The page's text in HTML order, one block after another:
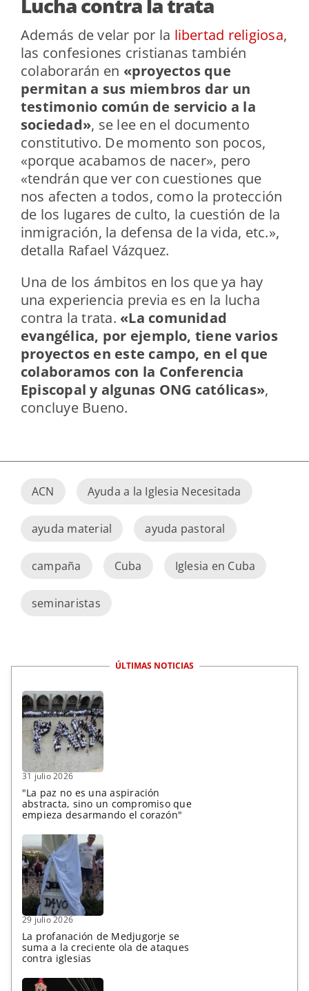
Lucha contra la trata
Además de velar por la libertad religiosa,
las confesiones cristianas también
colaborarán en «proyectos que
permitan a sus miembros dar un
testimonio común de servicio a la
sociedad», se lee en el documento
constitutivo. De momento son pocos,
«porque acabamos de nacer», pero
«tendrán que ver con cuestiones que
nos afecten a todos, como la protección
de los lugares de culto, la cuestión de la
inmigración, la defensa de la vida, etc.»,
detalla Rafael Vázquez.
Una de los ámbitos en los que ya hay
una experiencia previa es en la lucha
contra la trata. «La comunidad
evangélica, por ejemplo, tiene varios
proyectos en este campo, en el que
colaboramos con la Conferencia
Episcopal y algunas ONG católicas»,
concluye Bueno.
ACN Ayuda a la Iglesia Necesitada
ayuda material ayuda pastoral
campaña Cuba Iglesia en Cuba
seminaristas
ÚLTIMAS NOTICIAS
31 julio 2026
"La paz no es una aspiración
abstracta, sino un compromiso que
empieza desarmando el corazón"
29 julio 2026
La profanación de Medjugorje se
suma a la creciente ola de ataques
contra iglesias